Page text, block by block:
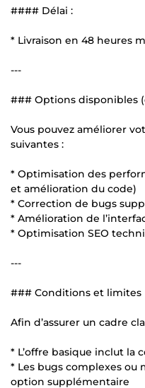
#### Délai :
* Livraison en 48 heures
---
### Options disponibles
Vous pouvez améliorer
suivantes :
* Optimisation des
et amélioration du code)
* Correction de bugs
* Amélioration de
* Optimisation SEO
---
### Conditions et limites
Afin d’assurer un cadre
* L’offre basique inclut la
* Les bugs complexes ou
option supplémentaire